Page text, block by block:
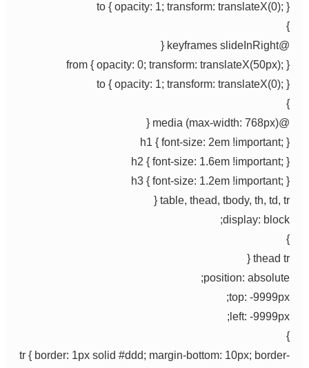
to { opacity: 1; transform: translateX(0); }
}
@keyframes slideInRight {
from { opacity: 0; transform: translateX(50px); }
to { opacity: 1; transform: translateX(0); }
}
@media (max-width: 768px) {
h1 { font-size: 2em !important; }
h2 { font-size: 1.6em !important; }
h3 { font-size: 1.2em !important; }
table, thead, tbody, th, td, tr {
display: block;
}
thead tr {
position: absolute;
top: -9999px;
left: -9999px;
}
tr { border: 1px solid #ddd; margin-bottom: 10px; border-